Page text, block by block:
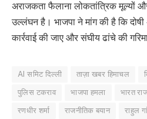
अराजकता फैलाना लोकतांत्रिक मूल्यों
उल्लंघन है। भाजपा ने मांग की है कि दोषी
कार्रवाई की जाए और संघीय ढांचे की
AI समिट दिल्ली ताज़ा खबर हिमाचल
पुलिस टकराव भाजपा हमला भारत
रणधीर शर्मा राजनीतिक बयान राहुल